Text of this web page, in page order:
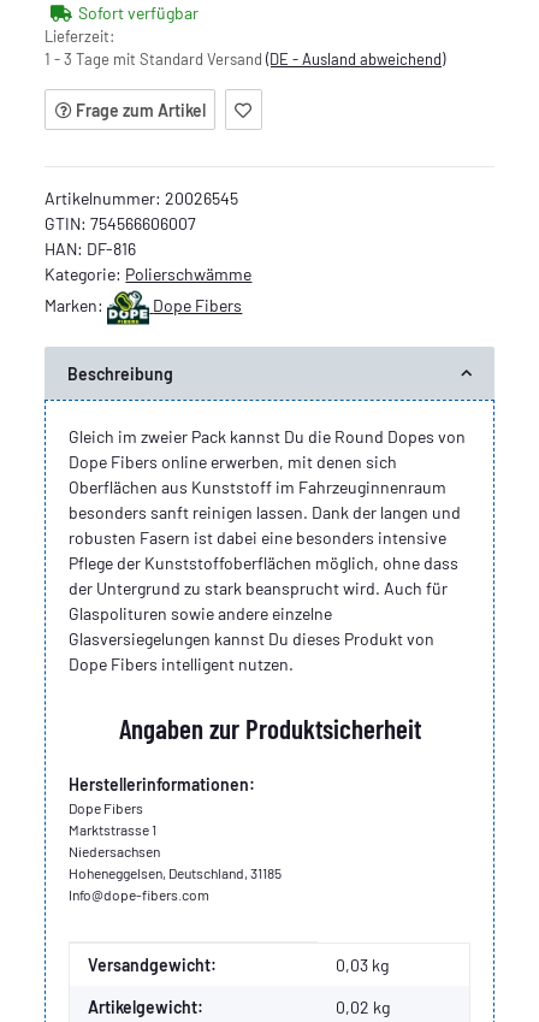
Sofort verfügbar
Lieferzeit:
1 - 3 Tage mit Standard Versand(DE - Ausland abweichend)
Frage zum Artikel
Artikelnummer:20026545
GTIN: 754566606007
HAN: DF-816
Kategorie: Polierschwämme
Marken:
Dope Fibers
Beschreibung
Gleich im zweier Pack kannst Du die Round Dopes von
Dope Fibers online erwerben, mit denen sich
Oberflächen aus Kunststoff im Fahrzeuginnenraum
besonders sanft reinigen lassen. Dank der langen und
robusten Fasern ist dabei eine besonders intensive
Pflege der Kunststoffoberflächen möglich, ohne dass
der Untergrund zu stark beansprucht wird. Auch für
Glaspolituren sowie andere einzelne
Glasversiegelungen kannst Du dieses Produkt von
Dope Fibers intelligent nutzen.
Angaben zur Produktsicherheit
Herstellerinformationen:
Dope Fibers
Marktstrasse 1
Niedersachsen
Hoheneggelsen, Deutschland, 31185
Info@dope-fibers.com
Produkteigenschaft
Wert
Versandgewicht: 0,03 kg
Artikelgewicht: 0,02 kg